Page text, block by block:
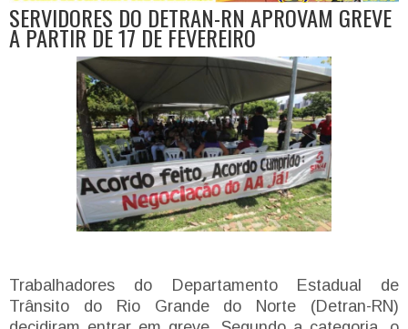
SERVIDORES DO DETRAN-RN APROVAM GREVE
A PARTIR DE 17 DE FEVEREIRO
Trabalhadores do Departamento Estadual de
Trânsito do Rio Grande do Norte (Detran-RN)